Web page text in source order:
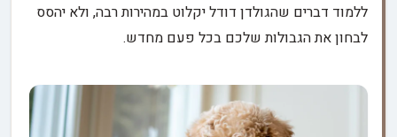
ללמוד דברים שהגולדן דודל יקלוט במהירות רבה, ולא יהסס
לבחון את הגבולות שלכם בכל פעם מחדש.